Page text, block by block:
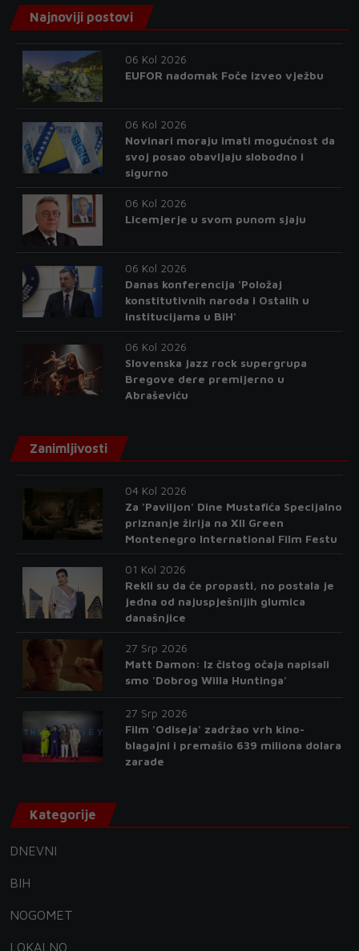
Najnoviji postovi
06 Kol 2026
EUFOR nadomak Foče izveo vježbu
06 Kol 2026
Novinari moraju imati mogućnost da
svoj posao obavljaju slobodno i
sigurno
06 Kol 2026
Licemjerje u svom punom sjaju
06 Kol 2026
Danas konferencija 'Položaj
konstitutivnih naroda i Ostalih u
institucijama u BiH'
06 Kol 2026
Slovenska jazz rock supergrupa
Bregove dere premijerno u
Abraševiću
Zanimljivosti
04 Kol 2026
Za 'Paviljon' Dine Mustafića Specijalno
priznanje žirija na XII Green
Montenegro International Film Festu
01 Kol 2026
Rekli su da će propasti, no postala je
jedna od najuspješnijih glumica
današnjice
27 Srp 2026
Matt Damon: Iz čistog očaja napisali
smo 'Dobrog Willa Huntinga'
27 Srp 2026
Film 'Odiseja' zadržao vrh kino-
blagajni i premašio 639 miliona dolara
zarade
Kategorije
DNEVNI
BIH
NOGOMET
LOKALNO